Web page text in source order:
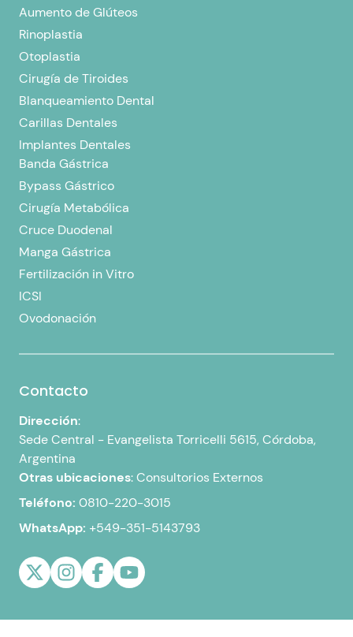
Aumento de Glúteos
Rinoplastia
Otoplastia
Cirugía de Tiroides
Blanqueamiento Dental
Carillas Dentales
Implantes Dentales
Banda Gástrica
Bypass Gástrico
Cirugía Metabólica
Cruce Duodenal
Manga Gástrica
Fertilización in Vitro
ICSI
Ovodonación
Contacto
Dirección:
Sede Central - Evangelista Torricelli 5615, Córdoba,
Argentina
Otras ubicaciones:Consultorios Externos
Teléfono: 0810-220-3015
WhatsApp: +549-351-5143793